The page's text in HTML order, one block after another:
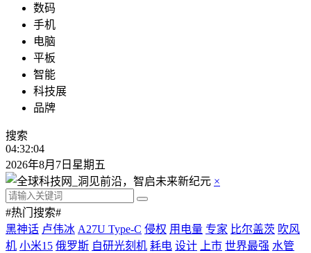
数码
手机
电脑
平板
智能
科技展
品牌
搜索
04:32:04
2026年8月7日星期五
×
#热门搜索#
黑神话 卢伟冰 A27U Type-C 侵权 用电量 专家 比尔盖茨 吹风
机 小米15 俄罗斯 自研光刻机 耗电 设计 上市 世界最强 水管